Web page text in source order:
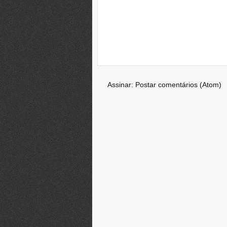
Assinar: Postar comentários (Atom)